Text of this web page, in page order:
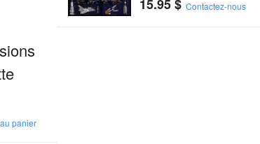
15.95$ Contactez-nous
panier